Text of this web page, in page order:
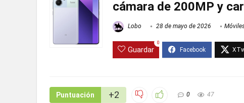
cámara de 200MP y
Lobo 28 de mayo de 2026
Guardar
0
Puntuación +2 0 47